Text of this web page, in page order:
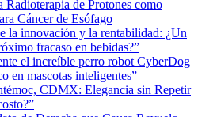
de Protones como
Cáncer de Esófago
la innovación y la rentabilidad: ¿Un
fracaso en bebidas?”
el increíble perro robot CyberDog
en mascotas inteligentes”
CDMX: Elegancia sin Repetir